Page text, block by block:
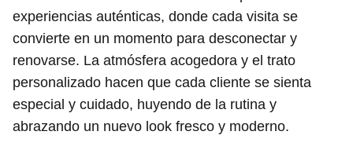
experiencias auténticas, donde cada visita se
convierte en un momento para desconectar y
renovarse. La atmósfera acogedora y el trato
personalizado hacen que cada cliente se sienta
especial y cuidado, huyendo de la rutina y
abrazando un nuevo look fresco y moderno.